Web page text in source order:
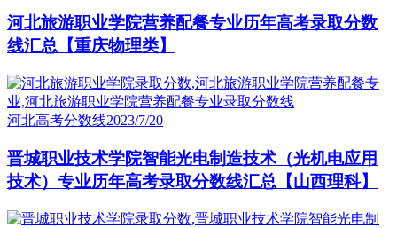
河北旅游职业学院营养配餐专业历年高考录取分数
线汇总【重庆物理类】
河北高考分数线2023/7/20
晋城职业技术学院智能光电制造技术（光机电应用
技术）专业历年高考录取分数线汇总【山西理科】